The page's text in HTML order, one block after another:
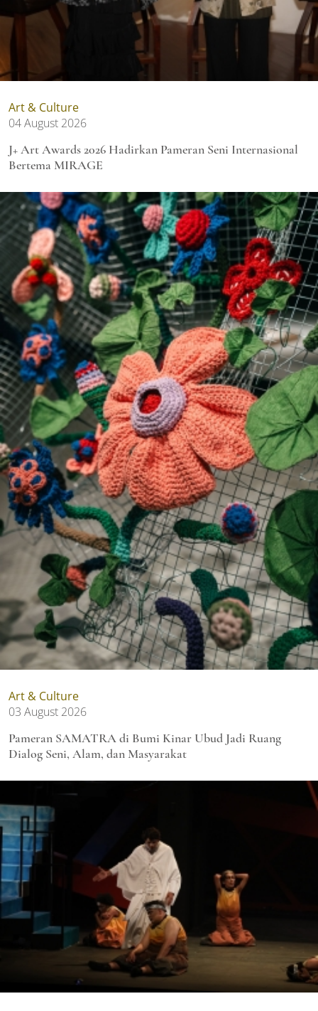
Art & Culture
04 August 2026
J+ Art Awards 2026 Hadirkan Pameran Seni Internasional
Bertema MIRAGE
Art & Culture
03 August 2026
Pameran SAMATRA di Bumi Kinar Ubud Jadi Ruang
Dialog Seni, Alam, dan Masyarakat